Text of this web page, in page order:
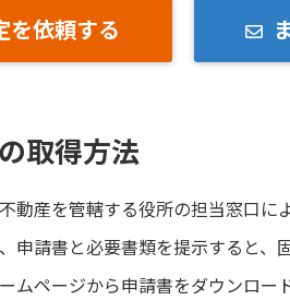
を依頼する
取得方法
動産を管轄する役所の担当窓口に
申請書と必要書類を提示すると、
ムページから申請書をダウンロ